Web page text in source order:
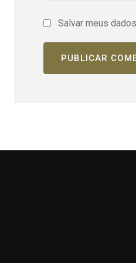
Salvar meus